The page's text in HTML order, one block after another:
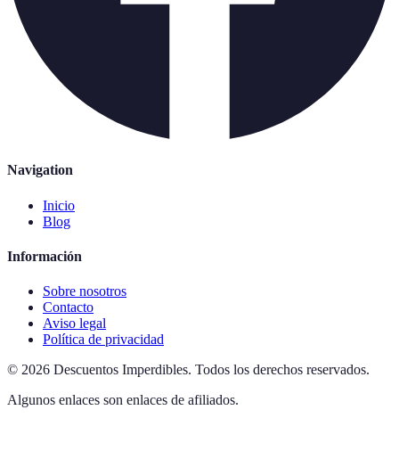
Navigation
Inicio
Blog
Información
Sobre nosotros
Contacto
Aviso legal
Política de privacidad
© 2026 Descuentos Imperdibles. Todos los derechos reservados.
Algunos enlaces son enlaces de afiliados.